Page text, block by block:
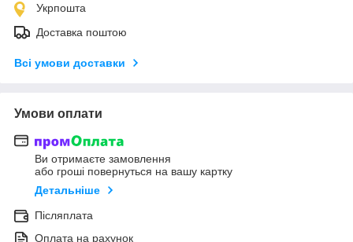
Укрпошта
Доставка поштою
Всі умови доставки
Умови оплати
Ви отримаєте замовлення
або гроші повернуться на вашу картку
Детальніше
Післяплата
Оплата на рахунок